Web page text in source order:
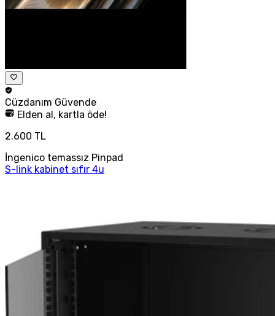
Cüzdanım Güvende
Elden al, kartla öde!
2.600 TL
İngenico temassız Pinpad
S-link kabinet sıfır 4u